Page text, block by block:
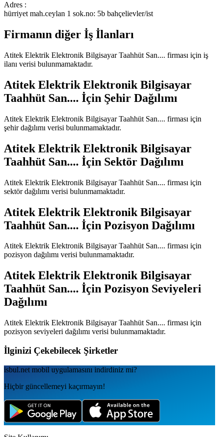
Adres :
hürriyet mah.ceylan 1 sok.no: 5b bahçelievler/ist
Firmanın diğer İş İlanları
Atitek Elektrik Elektronik Bilgisayar Taahhüt San.... firması için iş
ilanı verisi bulunmamaktadır.
Atitek Elektrik Elektronik Bilgisayar
Taahhüt San.... İçin Şehir Dağılımı
Atitek Elektrik Elektronik Bilgisayar Taahhüt San.... firması için
şehir dağılımı verisi bulunmamaktadır.
Atitek Elektrik Elektronik Bilgisayar
Taahhüt San.... İçin Sektör Dağılımı
Atitek Elektrik Elektronik Bilgisayar Taahhüt San.... firması için
sektör dağılımı verisi bulunmamaktadır.
Atitek Elektrik Elektronik Bilgisayar
Taahhüt San.... İçin Pozisyon Dağılımı
Atitek Elektrik Elektronik Bilgisayar Taahhüt San.... firması için
pozisyon dağılımı verisi bulunmamaktadır.
Atitek Elektrik Elektronik Bilgisayar
Taahhüt San.... İçin Pozisyon Seviyeleri
Dağılımı
Atitek Elektrik Elektronik Bilgisayar Taahhüt San.... firması için
pozisyon seviyeleri dağılımı verisi bulunmamaktadır.
İlginizi Çekebilecek Şirketler
isbul.net mobil uygulamаsını indirdiniz mi?
Hiçbir güncellemeyi kaçırmayın!